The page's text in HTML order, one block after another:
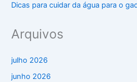
Dicas para cuidar da água para o
Arquivos
julho 2026
junho 2026